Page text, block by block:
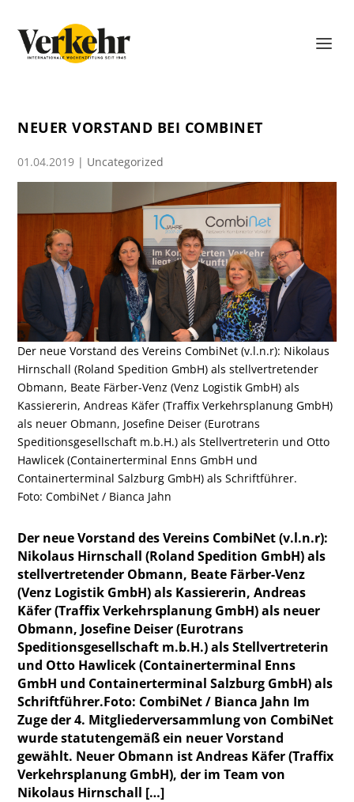
NEUER VORSTAND BEI COMBINET
01.04.2019 | Uncategorized
Der neue Vorstand des Vereins CombiNet (v.l.n.r): Nikolaus
Hirnschall (Roland Spedition GmbH) als stellvertretender
Obmann, Beate Färber-Venz (Venz Logistik GmbH) als
Kassiererin, Andreas Käfer (Traffix Verkehrsplanung GmbH)
als neuer Obmann, Josefine Deiser (Eurotrans
Speditionsgesellschaft m.b.H.) als Stellvertreterin und Otto
Hawlicek (Containerterminal Enns GmbH und
Containerterminal Salzburg GmbH) als Schriftführer.
Foto: CombiNet / Bianca Jahn
Der neue Vorstand des Vereins CombiNet (v.l.n.r):
Nikolaus Hirnschall (Roland Spedition GmbH) als
stellvertretender Obmann, Beate Färber-Venz
(Venz Logistik GmbH) als Kassiererin, Andreas
Käfer (Traffix Verkehrsplanung GmbH) als neuer
Obmann, Josefine Deiser (Eurotrans
Speditionsgesellschaft m.b.H.) als Stellvertreterin
und Otto Hawlicek (Containerterminal Enns
GmbH und Containerterminal Salzburg GmbH) als
Schriftführer.Foto: CombiNet / Bianca Jahn Im
Zuge der 4. Mitgliederversammlung von CombiNet
wurde statutengemäß ein neuer Vorstand
gewählt. Neuer Obmann ist Andreas Käfer (Traffix
Verkehrsplanung GmbH), der im Team von
Nikolaus Hirnschall […]